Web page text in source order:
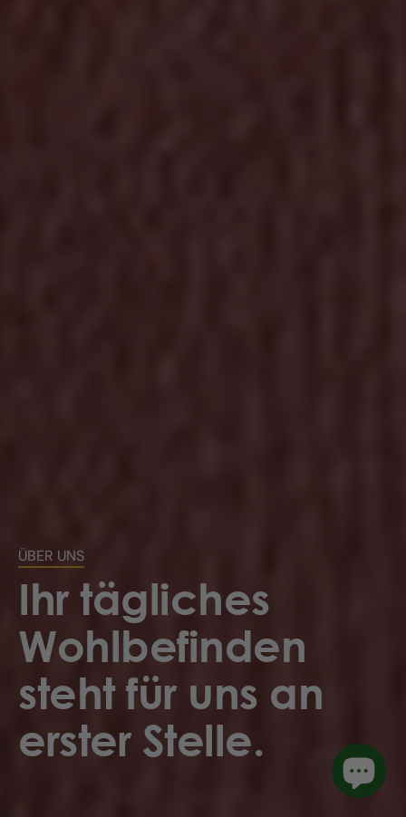
ÜBER UNS
Ihr tägliches
Wohlbefinden
steht für uns an
erster Stelle.